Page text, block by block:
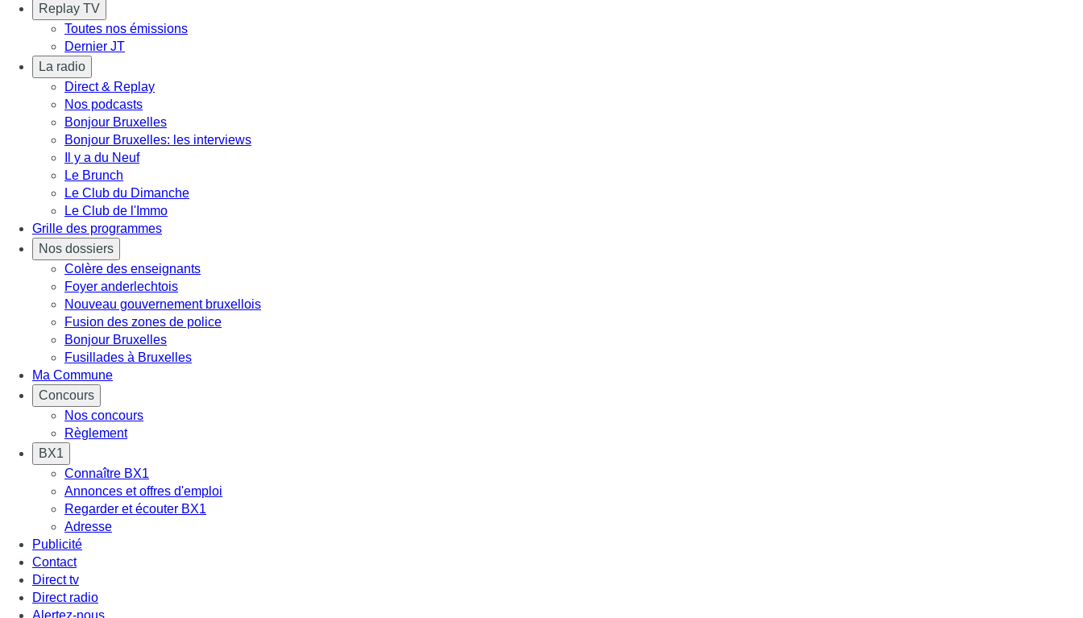
Replay TV
Toutes nos émissions
Dernier JT
La radio
Direct & Replay
Nos podcasts
Bonjour Bruxelles
Bonjour Bruxelles: les interviews
Il y a du Neuf
Le Brunch
Le Club du Dimanche
Le Club de l'Immo
Grille des programmes
Nos dossiers
Colère des enseignants
Foyer anderlechtois
Nouveau gouvernement bruxellois
Fusion des zones de police
Bonjour Bruxelles
Fusillades à Bruxelles
Ma Commune
Concours
Nos concours
Règlement
BX1
Connaître BX1
Annonces et offres d'emploi
Regarder et écouter BX1
Adresse
Publicité
Contact
Direct tv
Direct radio
Alertez-nous